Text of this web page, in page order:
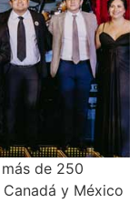
de 250
y México